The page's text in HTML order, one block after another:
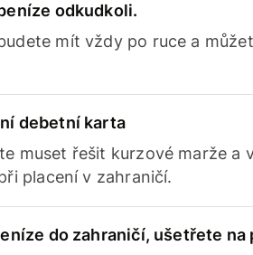
odkudkoli.
mít vždy po ruce a
debetní karta
muset řešit kurzové marže a
placení v zahraničí.
do zahraničí, ušetřete na